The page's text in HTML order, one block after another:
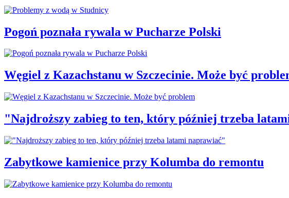
Pogoń poznała rywala w Pucharze Polski
Węgiel z Kazachstanu w Szczecinie. Może być
"Najdroższy zabieg to ten, który później trzeba
Zabytkowe kamienice przy Kolumba do remontu